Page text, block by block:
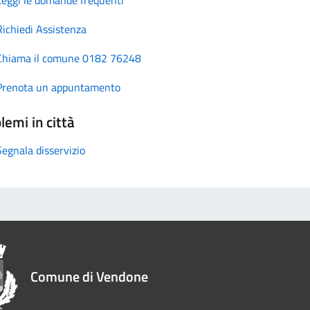
Assistenza
il comune 0182 76248
un appuntamento
in città
disservizio
Comune di Vendone